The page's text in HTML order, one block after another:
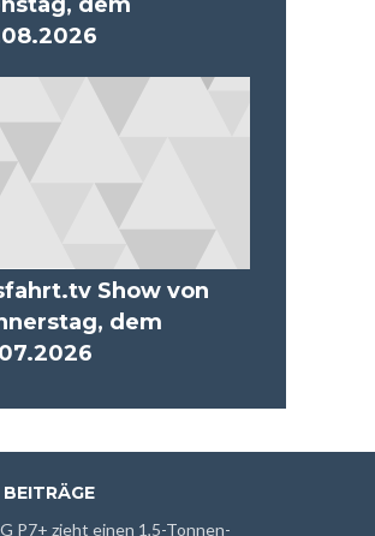
Show von
dem
P7+ zieht einen 1,5-Tonnen-